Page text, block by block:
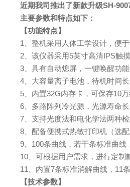
近期我司推出了新款升级SH-
主要参数和特点如下：
【功能特点】
1、整机采用人体工学设计，便
2、该仪器采用5英寸高清IPS触
3、具有自动熄屏，一键唤醒功能
4、大容量离子电池，待机时间
5、内置32G内存卡，可保存10
6、多路阵列冷光源，光源寿命
7、支持光度法和电化学法两种检
8、配备便携式热敏打印机（选配
9 、100条曲线，若干条标准曲
10、可根据用户需求，进行定制
11、 内置7条标准消解曲线，11
【技术参数】